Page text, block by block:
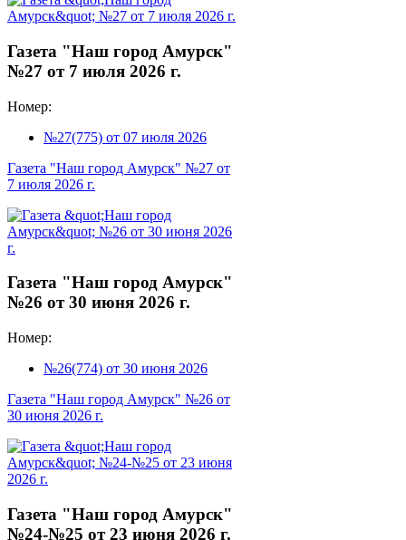
Газета "Наш город Амурск"
№27 от 7 июля 2026 г.
Номер:
№27(775) от 07 июля 2026
Газета "Наш город Амурск" №27 от
7 июля 2026 г.
Газета "Наш город Амурск"
№26 от 30 июня 2026 г.
Номер:
№26(774) от 30 июня 2026
Газета "Наш город Амурск" №26 от
30 июня 2026 г.
Газета "Наш город Амурск"
№24-№25 от 23 июня 2026 г.